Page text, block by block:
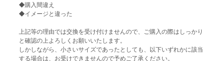
◆購入間違え
◆イメージと違った
上記等の理由では交換を受け付けませんので、ご購入の際はしっかり
と確認の上よろしくお願いいたします。
しかしながら、小さいサイズであったとしても、以下いずれかに該当
する場合は、お受けできませんので予めご了承ください。